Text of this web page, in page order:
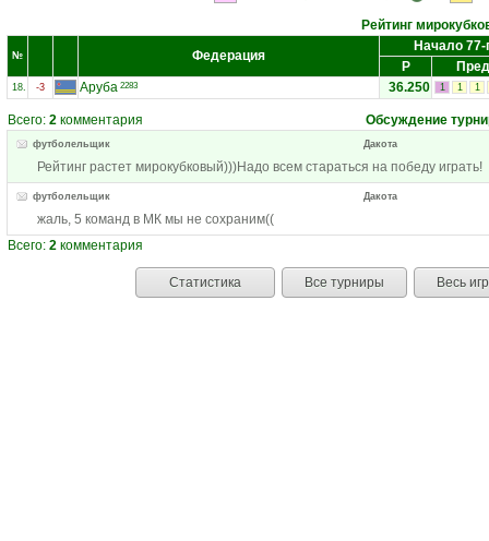
Рейтинг
№ Федерация
Начало 77-
Р
18. -3 Аруба 2283 36.250 1 1 1
Всего: 2 комментария Обсуждение
футболельщик Дакота
Рейтинг растет мирокубковый)))Надо всем стараться на победу играть!
футболельщик Дакота
жаль, 5 команд в МК мы не сохраним((
Всего: 2 комментария
Статистика Все турниры Весь